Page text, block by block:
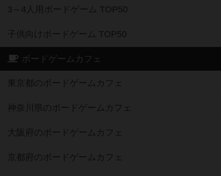
3～4人用ボードゲーム TOP50
子供向けボードゲーム TOP50
ボードゲームカフェ
東京都のボードゲームカフェ
神奈川県のボードゲームカフェ
大阪府のボードゲームカフェ
京都府のボードゲームカフェ